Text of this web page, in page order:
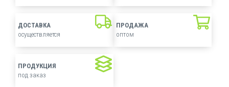
ДОСТАВКА
осуществляется
ПРОДАЖА
оптом
ПРОДУКЦИЯ
под заказ